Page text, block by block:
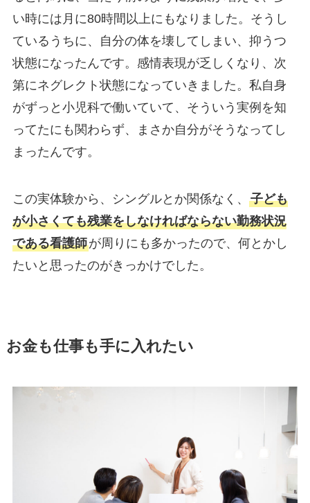
い時には月に80時間以上にもなりました。そうし
ているうちに、自分の体を壊してしまい、抑うつ
状態になったんです。感情表現が乏しくなり、次
第にネグレクト状態になっていきました。私自身
がずっと小児科で働いていて、そういう実例を知
ってたにも関わらず、まさか自分がそうなってし
まったんです。
この実体験から、シングルとか関係なく、 子ども
が小さくても残業をしなければならない勤務状況
である看護師が周りにも多かったので、何とかし
たいと思ったのがきっかけでした。
お金も仕事も手に入れたい